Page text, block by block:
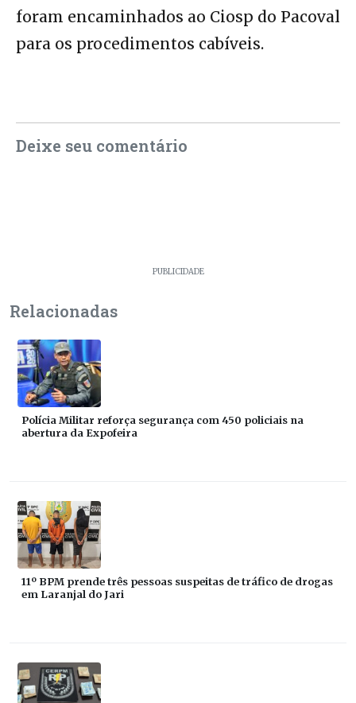
foram encaminhados ao Ciosp do Pacoval
para os procedimentos cabíveis.
Deixe seu comentário
PUBLICIDADE
Relacionadas
Polícia Militar reforça segurança com 450 policiais na
abertura da Expofeira
11º BPM prende três pessoas suspeitas de tráfico de drogas
em Laranjal do Jari